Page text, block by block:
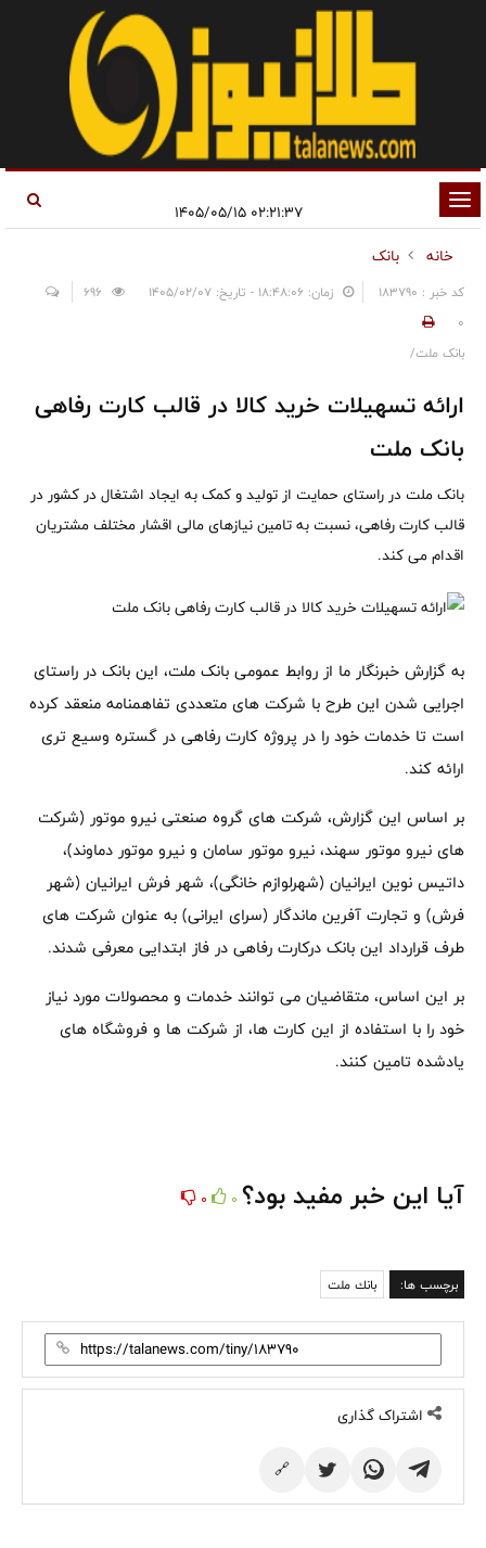
تغییر
وضعیت
ناوبری
۰۲:۲۱:۳۷ ۱۴۰۵/۰۵/۱۵
خانه
بانک
کد خبر : 183790 زمان: ۱۸:۴۸:۰۶ - تاریخ: ۱۴۰۵/۰۲/۰۷
0
بانک ملت/
ارائه تسهیلات خرید کالا در قالب کارت رفاهی
بانک ملت
بانک ملت در راستای حمایت از تولید و کمک به ایجاد اشتغال در کشور در
قالب کارت رفاهی، نسبت به تامین نیازهای مالی اقشار مختلف مشتریان
اقدام می کند.
به گزارش خبرنگار ما از روابط عمومی بانک ملت، این بانک در راستای
اجرایی شدن این طرح با شرکت های متعددی تفاهمنامه منعقد کرده
است تا خدمات خود را در پروژه کارت رفاهی در گستره وسیع تری
ارائه کند.
بر اساس این گزارش، شرکت های گروه صنعتی نیرو موتور (شرکت
های نیرو موتور سهند، نیرو موتور سامان و نیرو موتور دماوند)،
داتیس نوین ایرانیان (شهرلوازم خانگی)، شهر فرش ایرانیان (شهر
فرش) و تجارت آفرین ماندگار (سرای ایرانی) به عنوان شرکت های
طرف قرارداد این بانک درکارت رفاهی در فاز ابتدایی معرفی شدند.
بر این اساس، متقاضیان می توانند خدمات و محصولات مورد نیاز
خود را با استفاده از این کارت ها، از شرکت ها و فروشگاه های
یادشده تامین کنند.
آیا این خبر مفید بود؟ 0
0
برچسب ها: بانك ملت
اشتراک گذاری
🔗